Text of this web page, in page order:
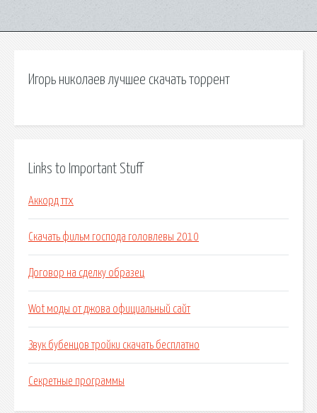
Игорь николаев лучшее скачать торрент
Links to Important Stuff
Аккорд ттх
Скачать фильм господа головлевы 2010
Договор на сделку образец
Wot моды от джова официальный сайт
Звук бубенцов тройки скачать бесплатно
Секретные программы